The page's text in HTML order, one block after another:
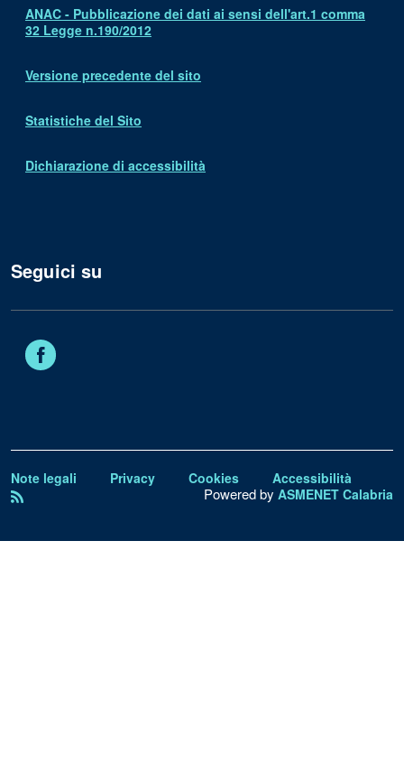
ANAC - Pubblicazione dei dati ai sensi dell'art.1 comma
32 Legge n.190/2012
Versione precedente del sito
Statistiche del Sito
Dichiarazione di accessibilità
Seguici su
Note legali Privacy Cookies Accessibilità
Powered by ASMENET Calabria